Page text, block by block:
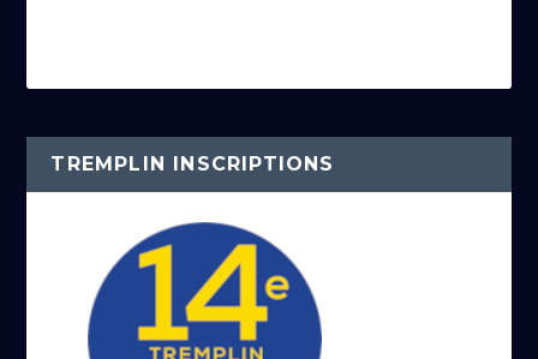
TREMPLIN INSCRIPTIONS